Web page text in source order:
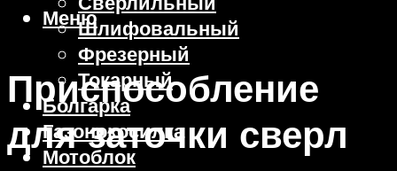
Шлифовальный
Фрезерный
Токарный
Болгарка
Газонокосилка
Мотоблок
Меню
Приспособление
для заточки сверл